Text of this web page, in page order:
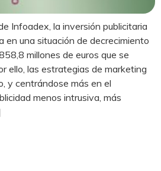
Infoadex, la inversión publicitaria
en una situación de decrecimiento
millones de euros que se
ello, las estrategias de marketing
y centrándose más en el
menos intrusiva, más